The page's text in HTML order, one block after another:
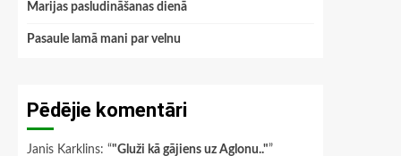
Marijas pasludināšanas dienā
Pasaule lamā mani par velnu
Pēdējie komentāri
Janis Karklins: “"Gluži kā gājiens uz Aglonu.."”